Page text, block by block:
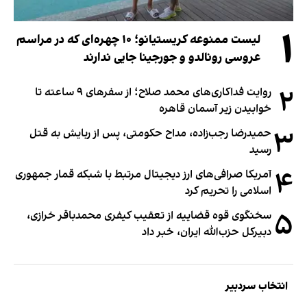
۱
لیست ممنوعه کریستیانو؛ ۱۰ چهره‌ای که در مراسم
عروسی رونالدو و جورجینا جایی ندارند
۲
روایت فداکاری‌های محمد صلاح؛ از سفرهای ۹ ساعته تا
خوابیدن زیر آسمان قاهره
۳ حمیدرضا رجب‌زاده، مداح حکومتی، پس از ربایش به قتل
رسید
۴ آمریکا صرافی‌های ارز دیجیتال مرتبط با شبکه قمار جمهوری
اسلامی را تحریم کرد
۵ سخنگوی قوه قضاییه از تعقیب کیفری محمدباقر خرازی،
دبیر‌کل حزب‌الله ایران، خبر داد
انتخاب سردبیر